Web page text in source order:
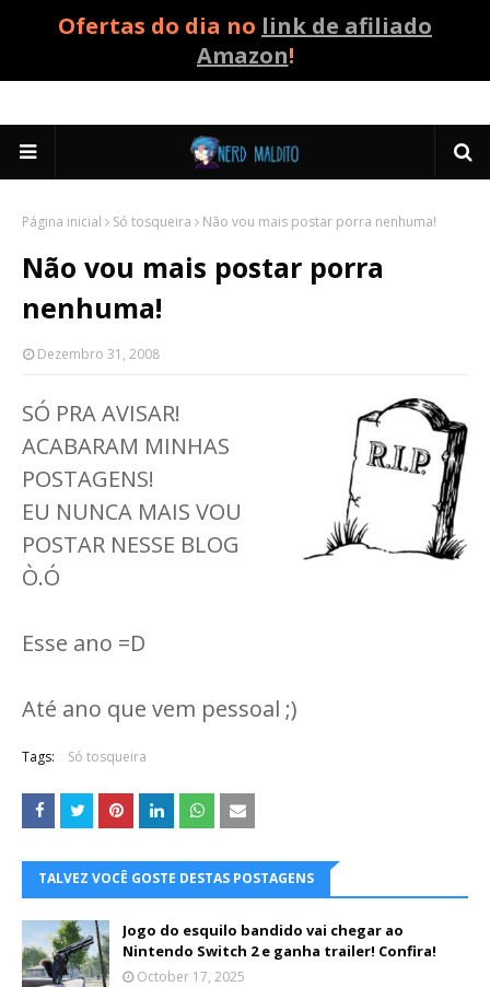
Ofertas do dia no link de afiliado
Amazon!
Página inicial Só tosqueira Não vou mais postar porra nenhuma!
Não vou mais postar porra
nenhuma!
Dezembro 31, 2008
SÓ PRA AVISAR!
ACABARAM MINHAS
POSTAGENS!
EU NUNCA MAIS VOU
POSTAR NESSE BLOG
Ò.Ó
Esse ano =D
Até ano que vem pessoal ;)
Tags: Só tosqueira
TALVEZ VOCÊ GOSTE DESTAS POSTAGENS
Jogo do esquilo bandido vai chegar ao
Nintendo Switch 2 e ganha trailer! Confira!
October 17, 2025